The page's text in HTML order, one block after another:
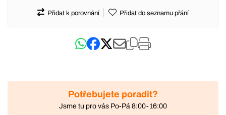
Přidat k porovnání Přidat do seznamu přání
Potřebujete poradit?
Jsme tu pro vás Po-Pá 8:00-16:00